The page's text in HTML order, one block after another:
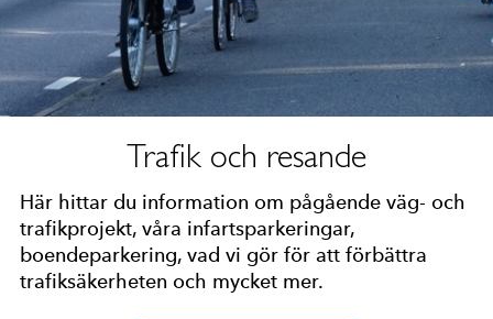
Trafik och resande
Här hittar du information om pågående väg- och
trafikprojekt, våra infartsparkeringar,
boendeparkering, vad vi gör för att förbättra
trafiksäkerheten och mycket mer.